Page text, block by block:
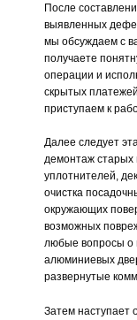
После
выявленных
мы обсуждаем с
получаете
операции и
скрытых
приступаем к
Далее следует
демонтаж старых
уплотнителей,
очистка
окружающих
возможных
любые вопросы о
алюминиевых
развернутые
Затем наступает